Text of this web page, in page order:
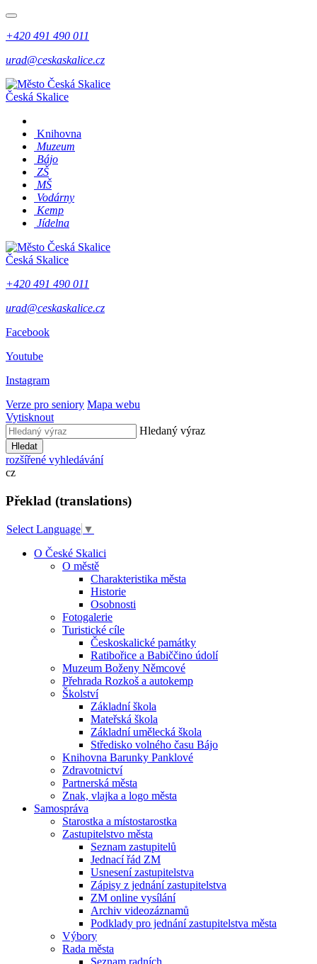
+420 491 490 011
urad@ceskaskalice.cz
Česká Skalice
Knihovna
Muzeum
Bájo
ZŠ
MŠ
Vodárny
Kemp
Jídelna
Česká Skalice
+420 491 490 011
urad@ceskaskalice.cz
Facebook
Youtube
Instagram
Verze pro seniory Mapa webu
Vytisknout
Hledaný výraz
Hledat
rozšířené vyhledávání
cz
Překlad (translations)
Select Language ▼
O České Skalici
O městě
Charakteristika města
Historie
Osobnosti
Fotogalerie
Turistické cíle
Českoskalické památky
Ratibořice a Babiččino údolí
Muzeum Boženy Němcové
Přehrada Rozkoš a autokemp
Školství
Základní škola
Mateřská škola
Základní umělecká škola
Středisko volného času Bájo
Knihovna Barunky Panklové
Zdravotnictví
Partnerská města
Znak, vlajka a logo města
Samospráva
Starostka a místostarostka
Zastupitelstvo města
Seznam zastupitelů
Jednací řád ZM
Usnesení zastupitelstva
Zápisy z jednání zastupitelstva
ZM online vysílání
Archiv videozáznamů
Podklady pro jednání zastupitelstva města
Výbory
Rada města
Seznam radních